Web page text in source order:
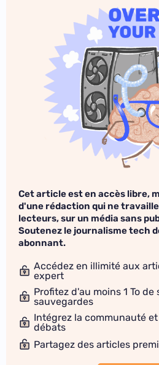
Cet article est en accès libre,
d'une rédaction qui ne travaille
lecteurs, sur un média sans
Soutenez le journalisme tech
abonnant.
Accédez en illimité aux
expert
Profitez d'au moins 1 To
sauvegardes
Intégrez la communauté
débats
Partagez des articles